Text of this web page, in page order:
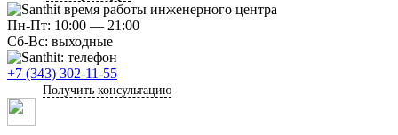
Пн-Пт: 10:00 — 21:00
Сб-Вс: выходные
+7 (343) 302-11-55
Получить консультацию